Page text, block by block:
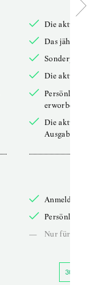
Die aktuelle
Das jährliche
Die aktuelle
Persönliches
erworbenen
Die aktuelle
Ausgabe
Anmelden
Persönliche
—
Nur für
30 TAGE